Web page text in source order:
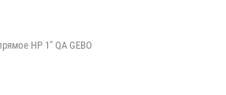
НР 1" QA GEBO